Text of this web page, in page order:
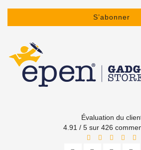
S’abonner
Évaluation du
4.91 / 5 sur 426